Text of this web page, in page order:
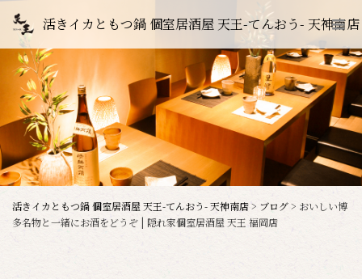
活きイカともつ鍋 個室居酒屋 天王-てんおう- 天神南店
活きイカともつ鍋 個室居酒屋 天王-てんおう- 天神南店> ブログ> おいしい博
多名物と一緒にお酒をどうぞ | 隠れ家個室居酒屋 天王 福岡店